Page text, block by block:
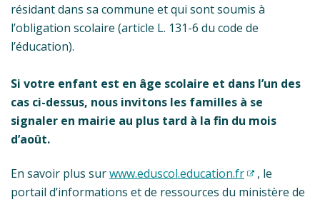
résidant dans sa commune et qui sont soumis à
l’obligation scolaire (article L. 131-6 du code de
l’éducation).
Si votre enfant est en âge scolaire et dans l’un des
cas ci-dessus, nous invitons les familles à se
signaler en mairie au plus tard à la fin du mois
d’août.
En savoir plus surwww.eduscol.education.fr
, le
portail d’informations et de ressources du ministère de